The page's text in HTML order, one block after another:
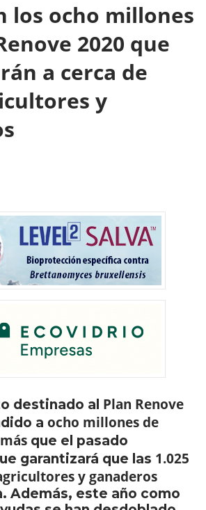
los ocho millones
2020 que
a cerca de
y
destinado al Plan Renove
a ocho millones de
que el pasado
garantizará que las 1.025
y ganaderos
Además, este año como